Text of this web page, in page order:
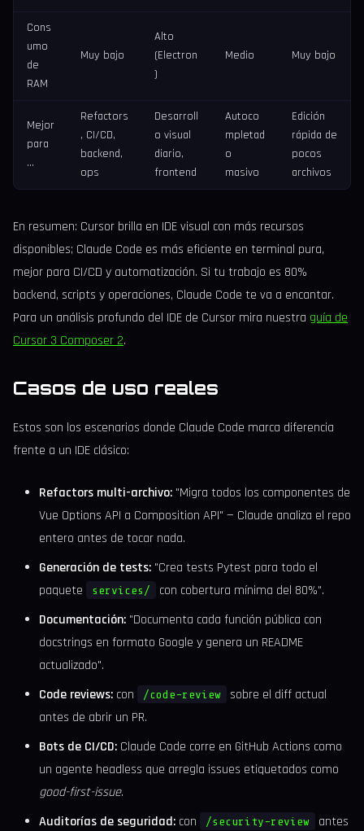
Cons
umo
de
RAM
Muy bajo
Alto
(Electron
)
Medio Muy bajo
Mejor
para
…
Refactors
, CI/CD,
backend,
ops
Desarroll
o visual
diario,
frontend
Autoco
mpletad
o
masivo
Edición
rápida de
pocos
archivos
En resumen: Cursor brilla en IDE visual con más recursos
disponibles; Claude Code es más eficiente en terminal pura,
mejor para CI/CD y automatización. Si tu trabajo es 80%
backend, scripts y operaciones, Claude Code te va a encantar.
Para un análisis profundo del IDE de Cursor mira nuestra guía de
Cursor 3 Composer 2.
Casos de uso reales
Estos son los escenarios donde Claude Code marca diferencia
frente a un IDE clásico:
Refactors multi-archivo: "Migra todos los componentes de
Vue Options API a Composition API" — Claude analiza el repo
entero antes de tocar nada.
Generación de tests: "Crea tests Pytest para todo el
paquete
services/
con cobertura mínima del 80%".
Documentación: "Documenta cada función pública con
docstrings en formato Google y genera un README
actualizado".
Code reviews: con /code-review
sobre el diff actual
antes de abrir un PR.
Bots de CI/CD: Claude Code corre en GitHub Actions como
un agente headless que arregla issues etiquetados como
good-first-issue.
Auditorías de seguridad: con /security-review
antes